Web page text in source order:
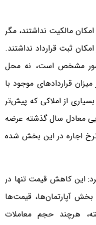
امکان مالکیت نداشتند، مگر
ثبت قرارداد نداشتند.
مشخص است، نه محل
قراردادهای موجود با
از املاکی که پیش‌تر
معادل سال گذشته عرضه
اجاره در این بخش شده
این کاهش قیمت تنها در
آپارتمان‌ها، قیمت‌ها
هرچند حجم معاملات